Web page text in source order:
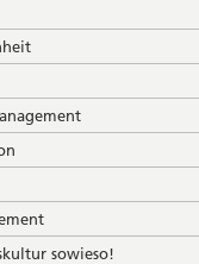
sowieso!